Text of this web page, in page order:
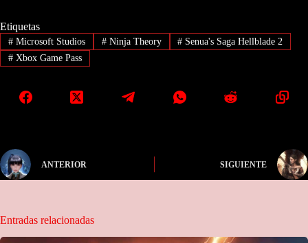
Etiquetas
#Microsoft Studios #Ninja Theory # Senua's Saga Hellblade 2
#Xbox Game Pass
ANTERIOR SIGUIENTE
Entradas relacionadas